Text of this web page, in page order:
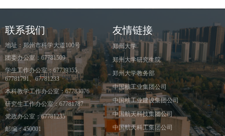
联系我们
地址：郑州市科学大道100号
团委办公室：67781509
学生工作办公室：67739355、
67781791、67781233
本科教学工作办公室：67783076
研究生工作办公室：67781787
党政办公室：67781235
邮编：450001
友情链接
郑州大学
郑州大学研究生院
郑州大学教务部
中国核工业集团公司
中国核工业建设集团公司
中国航天科技集团公司
中国航天科工集团公司